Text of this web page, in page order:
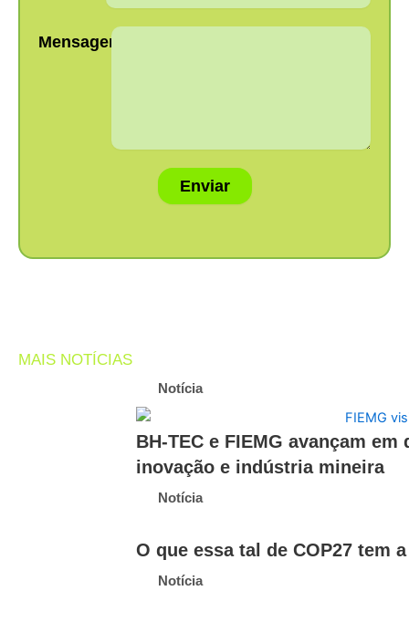
Mensagem:
Enviar
MAIS NOTÍCIAS
Notícia
BH-TEC e FIEMG avançam
inovação e indústria mineira
Notícia
O que essa tal de COP27 tem
Notícia